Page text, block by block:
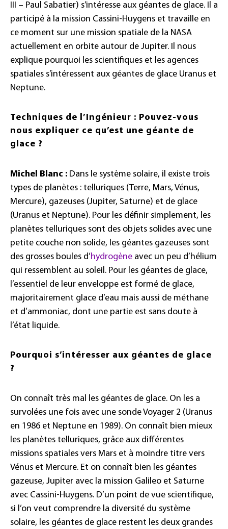
III – Paul Sabatier) s’intéresse aux géantes de glace. Il a
participé à la mission Cassini-Huygens et travaille en
ce moment sur une mission spatiale de la NASA
actuellement en orbite autour de Jupiter. Il nous
explique pourquoi les scientifiques et les agences
spatiales s’intéressent aux géantes de glace Uranus et
Neptune.
Techniques de l’Ingénieur : Pouvez-vous
nous expliquer ce qu’est une géante de
glace ?
Michel Blanc : Dans le système solaire, il existe trois
types de planètes : telluriques (Terre, Mars, Vénus,
Mercure), gazeuses (Jupiter, Saturne) et de glace
(Uranus et Neptune). Pour les définir simplement, les
planètes telluriques sont des objets solides avec une
petite couche non solide, les géantes gazeuses sont
des grosses boules d’hydrogène avec un peu d’hélium
qui ressemblent au soleil. Pour les géantes de glace,
l’essentiel de leur enveloppe est formé de glace,
majoritairement glace d’eau mais aussi de méthane
et d’ammoniac, dont une partie est sans doute à
l’état liquide.
Pourquoi s’intéresser aux géantes de glace
?
On connaît très mal les géantes de glace. On les a
survolées une fois avec une sonde Voyager 2 (Uranus
en 1986 et Neptune en 1989). On connaît bien mieux
les planètes telluriques, grâce aux différentes
missions spatiales vers Mars et à moindre titre vers
Vénus et Mercure. Et on connaît bien les géantes
gazeuse, Jupiter avec la mission Galileo et Saturne
avec Cassini-Huygens. D’un point de vue scientifique,
si l’on veut comprendre la diversité du système
solaire, les géantes de glace restent les deux grandes